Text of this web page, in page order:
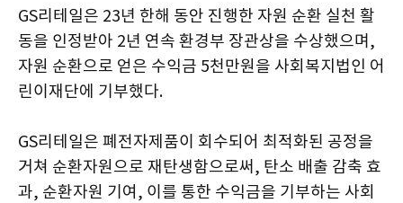
GS리테일은 23년 한해 동안 진행한 자원 순환 실천 활
동을 인정받아 2년 연속 환경부 장관상을 수상했으며,
자원 순환으로 얻은 수익금 5천만원을 사회복지법인 어
린이재단에 기부했다.
GS리테일은 폐전자제품이 회수되어 최적화된 공정을
거쳐 순환자원으로 재탄생함으로써, 탄소 배출 감축 효
과, 순환자원 기여, 이를 통한 수익금을 기부하는 사회